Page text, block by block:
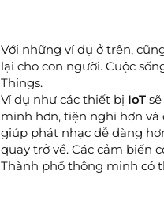
Với những ví dụ ở trên,
lại cho con người. Cuộc
Things.
Ví dụ như các thiết bị IoTsẽ
minh hơn, tiện nghi hơn và
giúp phát nhạc dễ dàng
quay trở về. Các cảm biến
Thành phố thông minh có